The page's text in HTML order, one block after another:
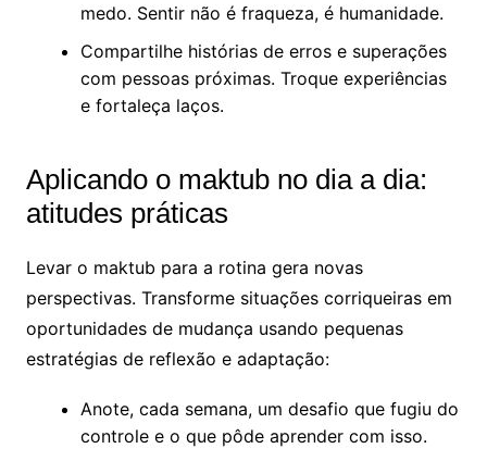
medo. Sentir não é fraqueza, é humanidade.
Compartilhe histórias de erros e superações
com pessoas próximas. Troque experiências
e fortaleça laços.
Aplicando o maktub no dia a dia:
atitudes práticas
Levar o maktub para a rotina gera novas
perspectivas. Transforme situações corriqueiras em
oportunidades de mudança usando pequenas
estratégias de reflexão e adaptação:
Anote, cada semana, um desafio que fugiu do
controle e o que pôde aprender com isso.